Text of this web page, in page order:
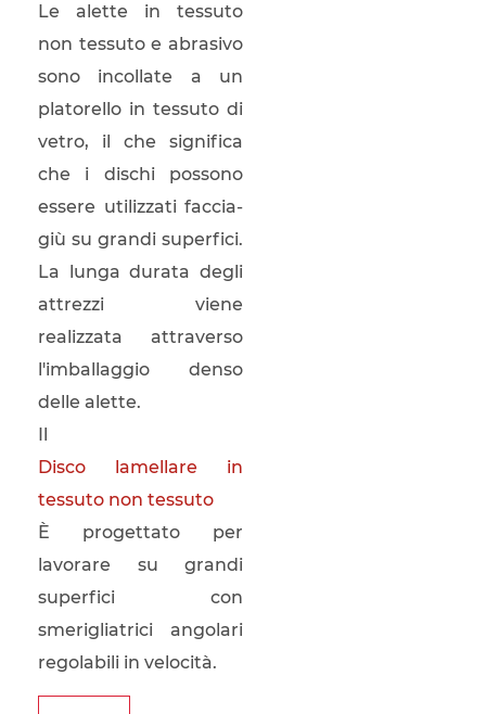
Le alette in tessuto
non tessuto e abrasivo
sono incollate a un
platorello in tessuto di
vetro, il che significa
che i dischi possono
essere utilizzati faccia-
giù su grandi superfici.
La lunga durata degli
attrezzi viene
realizzata attraverso
l'imballaggio denso
delle alette.
Il
Disco lamellare in
tessuto non tessuto
È progettato per
lavorare su grandi
superfici con
smerigliatrici angolari
regolabili in velocità.